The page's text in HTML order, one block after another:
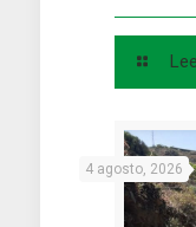
4 agosto, 2026